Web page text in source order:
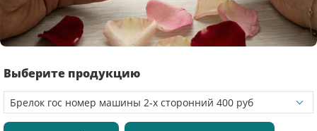
Выберите продукцию